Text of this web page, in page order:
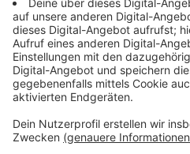
Anzeige
Wir
Zustimmung, um
Video-